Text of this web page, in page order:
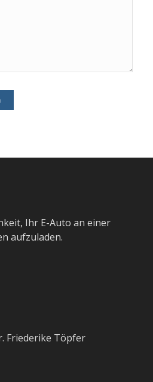
Ihr E-Auto an einer
aufzuladen.
Friederike Töpfer